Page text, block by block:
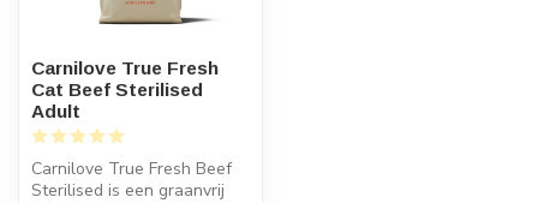
Carnilove True Fresh
Cat Beef Sterilised
Adult
Carnilove True Fresh Beef
Sterilised is een graanvrij